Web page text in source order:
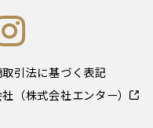
引法に基づく表記
（株式会社エンター）